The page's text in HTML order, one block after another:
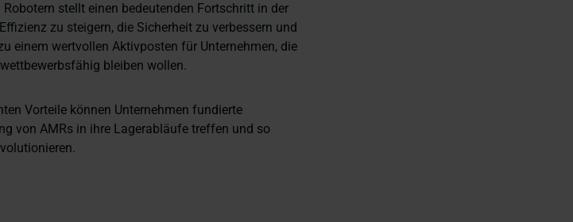
stellt einen bedeutenden Fortschritt in der
zu steigern, die Sicherheit zu verbessern und
einem wertvollen Aktivposten für Unternehmen, die
bleiben wollen.
Vorteile können Unternehmen fundierte
von AMRs in ihre Lagerabläufe treffen und so